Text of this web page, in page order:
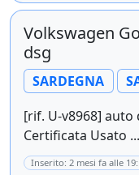
Volkswagen
dsg
SARDEGNA
[rif. U-v8968] auto
Certificata Usato ...
Inserito: 2 mesi fa alle